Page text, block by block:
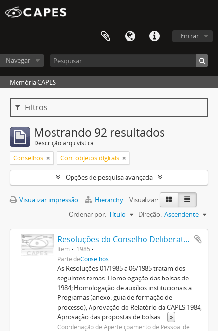
Entrar
Navegar
Memória CAPES
Filtros
Mostrando 92 resultados
Descrição arquivística
Conselhos Com objetos digitais
Opções de pesquisa avançada
Visualizar impressão Hierarchy
Visualizar:
Ordenar por: Título Direção: Ascendente
Resoluções do Conselho Deliberativo (1982-1992)
Item
1985
Parte deConselhos
As Resoluções 01/1985 a 06/1985 tratam dos
seguintes temas: Homologação das bolsas de
1984; Homologação de auxílios institucionais a
Programas (anexo: guia de formação de
processo); Aprovação do Relatório da CAPES 1984;
Aprovação das propostas de bolsas ... »
Coordenação de Aperfeiçoamento de Pessoal de